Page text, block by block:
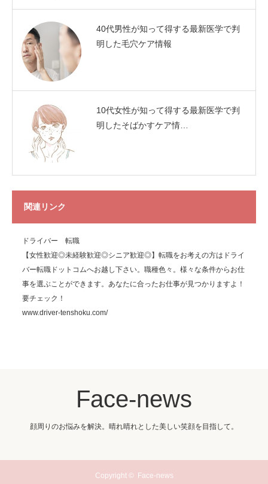
40代男性が知って得する最新医学で判
明した毛穴ケア情報
10代女性が知って得する最新医学で判
明したそばかすケア情…
関連リンク
ドライバー 転職
【女性歓迎◎未経験歓迎◎シニア歓迎◎】転職をお考えの方はドライ
バー転職ドットコムへお越し下さい。職種色々。様々な条件からお仕
事を選ぶことができます。あなたに合ったお仕事が見つかりますよ！
要チェック！
www.driver-tenshoku.com/
Face-news
顔周りのお悩みを解決。晴れ晴れとした美しい笑顔を目指して。
Copyright © Face-news